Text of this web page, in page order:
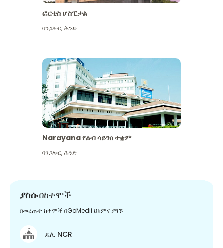
ፎርቲስ ሆስፒታል
ባንጋሎር,ሕንድ
Narayana የልብ ሳይንስ ተቋም
ባንጋሎር,ሕንድ
ያስሱበከተሞች
በመረጡት ከተሞች በGoMedii ህክምና ያግኙ
ዴሊ NCR